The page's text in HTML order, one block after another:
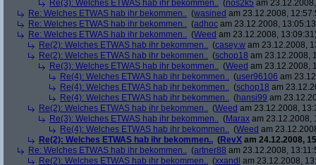
Re(3): Welches ETWAS hab ihr bekommen.. (nos2k5 am
Re: Welches ETWAS hab ihr bekommen.. (wasined am 23.12.2008,
Re: Welches ETWAS hab ihr bekommen.. (adhoc am 23.12.2008,
Re: Welches ETWAS hab ihr bekommen.. (Weed am 23.12.2008,
Re(2): Welches ETWAS hab ihr bekommen.. (casey.w am 23.12.2008,
Re(2): Welches ETWAS hab ihr bekommen.. (schop18 am 23.12.2008,
Re(3): Welches ETWAS hab ihr bekommen.. (Weed am 23.12.2008,
Re(4): Welches ETWAS hab ihr bekommen.. (user96106 am
Re(4): Welches ETWAS hab ihr bekommen.. (schop18 am
Re(4): Welches ETWAS hab ihr bekommen.. (hansi99 am
Re(2): Welches ETWAS hab ihr bekommen.. (Weed am 23.12.2008,
Re(3): Welches ETWAS hab ihr bekommen.. (Marax am 23.12.2008,
Re(4): Welches ETWAS hab ihr bekommen.. (Weed am
Re(2): Welches ETWAS hab ihr bekommen.. (RevX am 24.12.2008,
Re: Welches ETWAS hab ihr bekommen.. (artner88 am 23.12.2008,
Re(2): Welches ETWAS hab ihr bekommen.. (xxandl am 23.12.2008,